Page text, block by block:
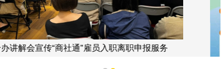
务